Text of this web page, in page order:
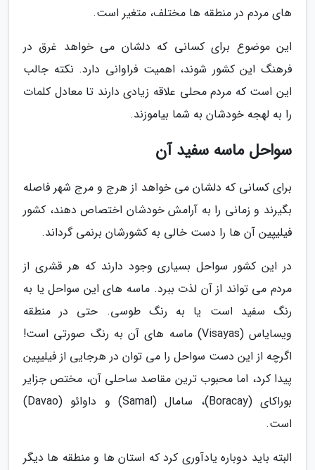
های مردم در منطقه ها مختلف، متغیر است.
این موضوع برای کسانی که دلشان می خواهد غرق در
فرهنگ این کشور شوند، اهمیت فراوانی دارد. نکته جالب
این است که مردم محلی علاقه زیادی دارند تا معادل کلمات
را به لهجه خودشان به شما بیاموزند.
سواحل ماسه سفید آن
برای کسانی که دلشان می خواهد از هرج و مرج شهر فاصله
بگیرند و زمانی را به آرامش خودشان اختصاص دهند، کشور
فیلیپین آن ها را دست خالی به کشورشان برنمی گرداند.
در این کشور سواحل بسیاری وجود دارند که هر قشری از
مردم می تواند از آن لذت ببرد. ماسه های این سواحل یا به
رنگ سفید است یا به رنگ طوسی. حتی در منطقه
ویسایاس (Visayas) ماسه های آن به رنگ صورتی است!
اگرچه از این دست سواحل را می توان در هرجایی از فیلیپین
پیدا کرد، اما محبوب ترین مقاصد ساحلی آن، مختص جزایر
بوراکای (Boracay)، سامال (Samal) و داوائو (Davao)
است.
البته باید دوباره یادآوری کرد که استان ها و منطقه ها دیگر